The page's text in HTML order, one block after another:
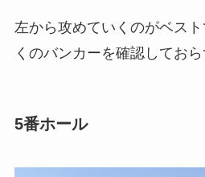
左から攻めていくのがベス
くのバンカーを確認しておら
5番ホール